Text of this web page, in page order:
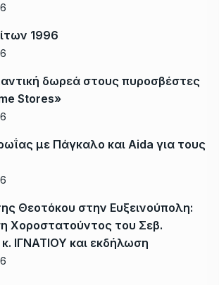
1996
δωρεά στους πυροσβέστες
Stores»
με Πάγκαλο και Aida για τους
Θεοτόκου στην Ευξεινούπολη:
Χοροστατούντος του Σεβ.
ΙΓΝΑΤΙΟΥ και εκδήλωση